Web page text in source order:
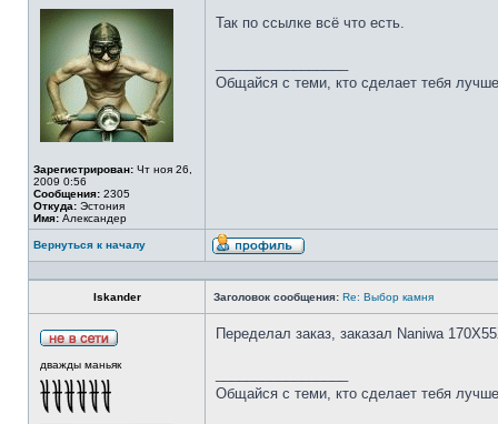
Зарегистрирован: Чт ноя 26,
2009 0:56
Сообщения: 2305
Откуда: Эстония
Имя: Александер
Так по ссылке всё что есть.
Общайся с теми, кто сделает тебя
Вернуться к началу
Iskander Заголовок сообщения: Re: Выбор камня
дважды маньяк
Переделал заказ, заказал Naniwa
Общайся с теми, кто сделает тебя